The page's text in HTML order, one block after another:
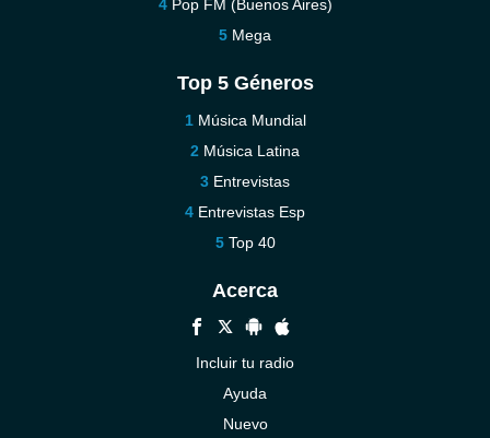
Pop FM (Buenos Aires)
Mega
Top 5 Géneros
Música Mundial
Música Latina
Entrevistas
Entrevistas Esp
Top 40
Acerca
Incluir tu radio
Ayuda
Nuevo